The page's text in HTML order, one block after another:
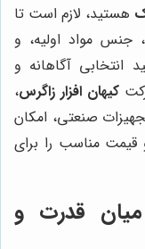
هستید، لازم است تا
جنس مواد اولیه، و
انتخابی آگاهانه و
کیهان افزار زاگرس،
صنعتی، امکان
قیمت مناسب را برای
میان قدرت و